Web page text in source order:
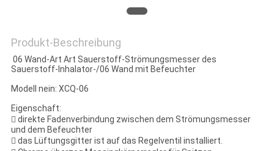
Produkt-Beschreibung
06 Wand-Art Art Sauerstoff-Strömungsmesser des
Sauerstoff-Inhalator-/06 Wand mit Befeuchter
Modell nein: XCQ-06
Eigenschaft:
 direkte Fadenverbindung zwischen dem Strömungsmesser
und dem Befeuchter
 das Lüftungsgitter ist auf das Regelventil installiert.